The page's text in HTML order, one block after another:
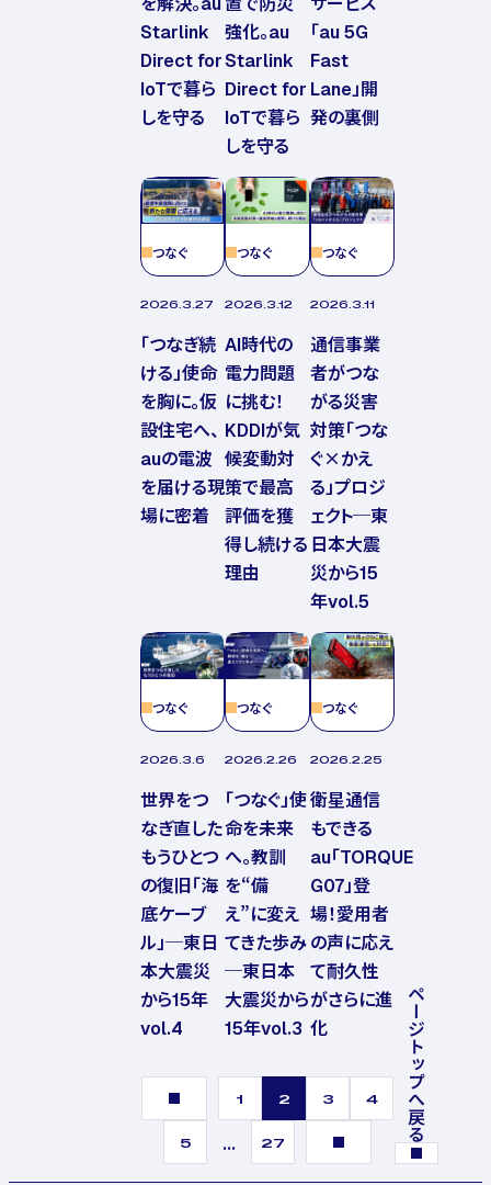
Starlink
Direct for
IoTで暮ら
しを守る
強化。au
Starlink
Direct for
IoTで暮ら
しを守る
「au 5G
Fast
Lane」開
発の裏側
つなぐ
2026.3.27
「つなぎ続
ける」使命
を胸に。仮
設住宅へ、
auの電波
を届ける現
場に密着
つなぐ
2026.3.12
AI時代の
電力問題
に挑む！
KDDIが気
候変動対
策で最高
評価を獲
得し続ける
理由
つなぐ
2026.3.11
通信事業
者がつな
がる災害
対策「つな
ぐ×かえ
る」プロジ
ェクト─東
日本大震
災から15
年vol.5
つなぐ
2026.3.6
世界をつ
なぎ直した
もうひとつ
の復旧「海
底ケーブ
ル」─東日
本大震災
から15年
vol.4
つなぐ
2026.2.26
「つなぐ」使
命を未来
へ。教訓
を“備
え”に変え
てきた歩み
─東日本
大震災から
15年vol.3
つなぐ
2026.2.25
衛星通信
もできる
au「TORQUE
G07」登
場！愛用者
の声に応え
て耐久性
がさらに進
化
1 2 3 4
5 ... 27 ページトップへ戻る